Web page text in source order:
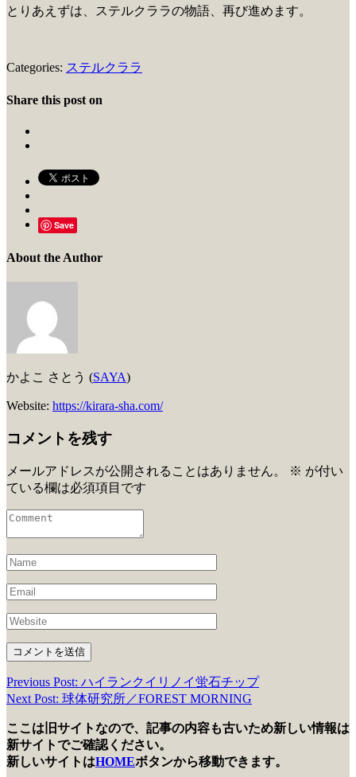
とりあえずは、ステルクララの物語、再び進めます。
Categories: ステルクララ
Share this post on
Save
About the Author
かよこ さとう (SAYA)
Website: https://kirara-sha.com/
コメントを残す
メールアドレスが公開されることはありません。 ※ が付い
ている欄は必須項目です
投
ナ
ビ
Previous Post: ハイランクイリノイ蛍石チップ
Next Post: 球体研究所／FOREST MORNING
ここは旧サイトなので、記事の内容も古いため新しい情報は
新サイトでご確認ください。
新しいサイトはHOMEボタンから移動できます。